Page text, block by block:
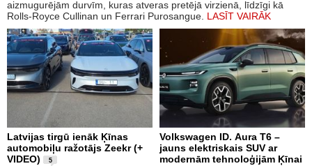
aizmugurējām durvīm, kuras atveras pretējā virzienā, līdzīgi kā
Rolls-Royce Cullinan un Ferrari Purosangue. LASĪT VAIRĀK
Latvijas tirgū ienāk Ķīnas
automobiļu ražotājs Zeekr (+
VIDEO)
5
Volkswagen ID. Aura T6 –
jauns elektriskais SUV ar
modernām tehnoloģijām Ķīnai